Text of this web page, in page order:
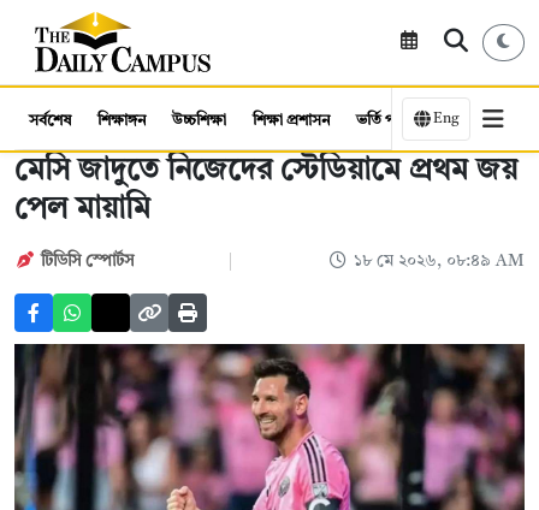
সর্বশেষ শিক্ষাঙ্গন উচ্চশিক্ষা শিক্ষা প্রশাসন ভর্তি পরীক্ষা কর্মসংস্থান
Eng
মেসি জাদুতে নিজেদের স্টেডিয়ামে প্রথম জয়
পেল মায়ামি
টিডিসি স্পোর্টস ১৮ মে ২০২৬, ০৮:৪৯ AM